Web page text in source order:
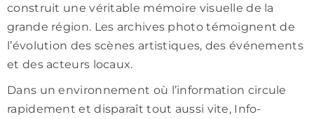
construit une véritable mémoire visuelle de la
grande région. Les archives photo témoignent de
l’évolution des scènes artistiques, des événements
et des acteurs locaux.
Dans un environnement où l’information circule
rapidement et disparaît tout aussi vite, Info-